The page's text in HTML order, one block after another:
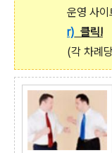
운영 사이
r) 클릭!
(각 차례